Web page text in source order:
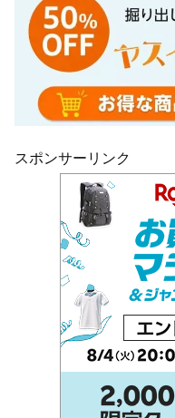
スポンサーリンク